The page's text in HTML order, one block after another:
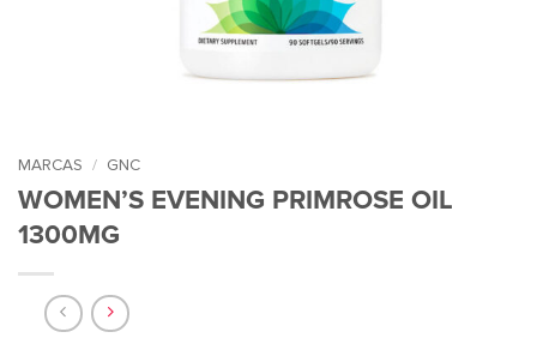
MARCAS / GNC
WOMEN’S EVENING PRIMROSE OIL
1300MG